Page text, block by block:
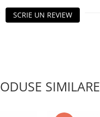
SCRIE UN REVIEW
SIMILARE